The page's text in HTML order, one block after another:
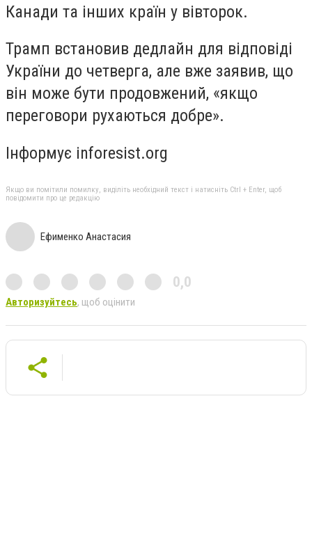
Канади та інших країн у вівторок.
Трамп встановив дедлайн для відповіді
України до четверга, але вже заявив, що
він може бути продовжений, «якщо
переговори рухаються добре».
Інформує inforesist.org
Якщо ви помітили помилку, виділіть необхідний текст і натисніть Ctrl + Enter, щоб
повідомити про це редакцію
Ефименко Анастасия
0,0
Авторизуйтесь, щоб оцінити